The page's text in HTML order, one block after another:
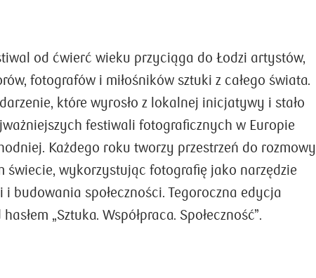
od ćwierć wieku przyciąga do Łodzi artystów,
fotografów i miłośników sztuki z całego świata.
które wyrosło z lokalnej inicjatywy i stało
festiwali fotograficznych w Europie
Każdego roku tworzy przestrzeń do rozmowy
świecie, wykorzystując fotografię jako narzędzie
i budowania społeczności. Tegoroczna edycja
„Sztuka. Współpraca. Społeczność”.